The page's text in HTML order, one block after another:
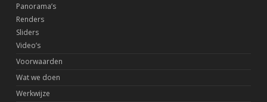
Panorama’s
Renders
Sliders
Video’s
Voorwaarden
Wat we doen
Werkwijze